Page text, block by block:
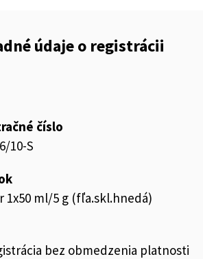
údaje o registrácii
číslo
10-S
1x50 ml/5 g (fľa.skl.hnedá)
bez obmedzenia platnosti